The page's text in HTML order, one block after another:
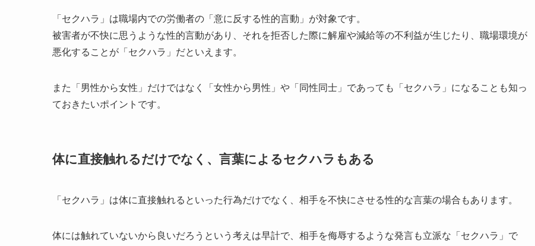
「セクハラ」は職場内での労働者の「意に反する性的言動」が対象です。
被害者が不快に思うような性的言動があり、それを拒否した際に解雇や減給等の不利益が生じたり、職場環境が
悪化することが「セクハラ」だといえます。
また「男性から女性」だけではなく「女性から男性」や「同性同士」であっても「セクハラ」になることも知っ
ておきたいポイントです。
体に直接触れるだけでなく、言葉によるセクハラもある
「セクハラ」は体に直接触れるといった行為だけでなく、相手を不快にさせる性的な言葉の場合もあります。
体には触れていないから良いだろうという考えは早計で、相手を侮辱するような発言も立派な「セクハラ」で